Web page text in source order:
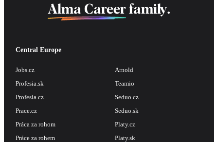
Alma Career family.
Central Europe
Jobs.cz
Profesia.sk
Profesia.cz
Prace.cz
Práca za rohom
Práce za rohem
Arnold
Teamio
Seduo.cz
Seduo.sk
Platy.cz
Platy.sk